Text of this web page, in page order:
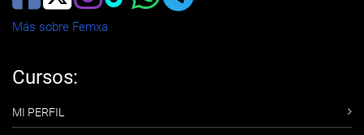
Más sobre Femxa
Cursos:
MI PERFIL